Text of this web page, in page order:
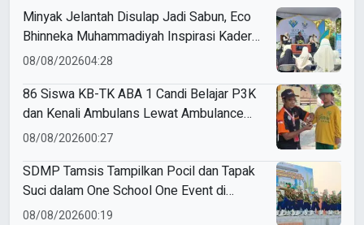
Minyak Jelantah Disulap Jadi Sabun, Eco
Bhinneka Muhammadiyah Inspirasi Kader
Nasyiatul Aisyiyah
08/08/202604:28
86 Siswa KB-TK ABA 1 Candi Belajar P3K
dan Kenali Ambulans Lewat Ambulance
Goes to Schools
08/08/202600:27
SDMP Tamsis Tampilkan Pocil dan Tapak
Suci dalam One School One Event di
Mojokerto
08/08/202600:19